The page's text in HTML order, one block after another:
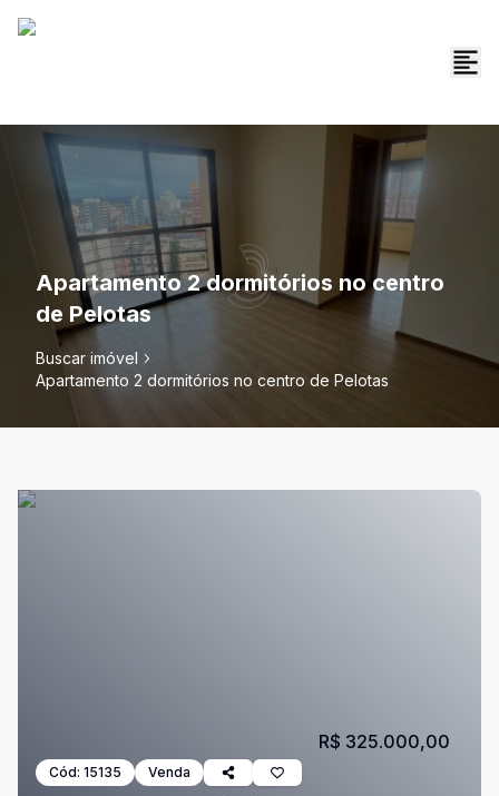
Apartamento 2 dormitórios no centro
de Pelotas
Buscar imóvel
Apartamento 2 dormitórios no centro de Pelotas
Cód: 15135 Venda
R$ 325.000,00